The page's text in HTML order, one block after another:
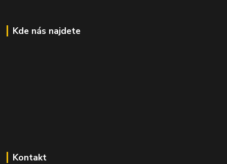
Kde nás najdete
Kontakt